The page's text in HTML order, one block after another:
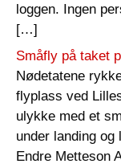
loggen. Ingen
[…]
Småfly på taket
Nødetatene
flyplass ved
ulykke med et
under landing
Endre Metteson